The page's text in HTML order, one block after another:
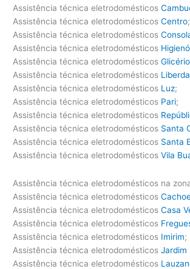
Assistência técnica eletrodomésticos
Assistência técnica eletrodomésticosCentro;
Assistência técnica eletrodomésticos
Assistência técnica eletrodomésticos
Assistência técnica eletrodomésticosGlicério
Assistência técnica eletrodomésticos
Assistência técnica eletrodomésticos Luz;
Assistência técnica eletrodomésticos Pari;
Assistência técnica eletrodomésticos
Assistência técnica eletrodomésticos Santa
Assistência técnica eletrodomésticos Santa
Assistência técnica eletrodomésticosVila
Assistência técnica eletrodomésticos na
Assistência técnica eletrodomésticos
Assistência técnica eletrodomésticosCasa
Assistência técnica eletrodomésticos
Assistência técnica eletrodomésticos Imirim;
Assistência técnica eletrodomésticosJardim
Assistência técnica eletrodomésticos